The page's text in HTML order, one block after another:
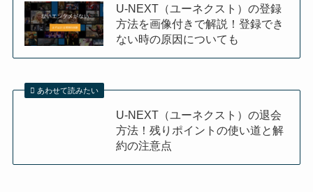
U-NEXT（ユーネクスト）の登録
方法を画像付きで解説！登録でき
ない時の原因についても
あわせて読みたい
U-NEXT（ユーネクスト）の退会
方法！残りポイントの使い道と解
約の注意点